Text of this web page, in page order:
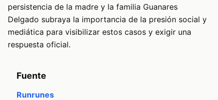
persistencia de la madre y la familia Guanares
Delgado subraya la importancia de la presión social y
mediática para visibilizar estos casos y exigir una
respuesta oficial.
Fuente
Runrunes